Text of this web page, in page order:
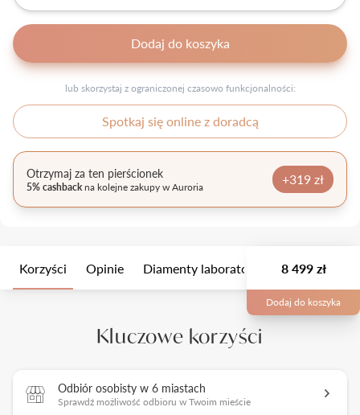
Dodaj do koszyka
lub skorzystaj z ograniczonej czasowo funkcjonalności:
Spotkaj się online z doradcą
Otrzymaj za ten pierścionek
5% cashbackna kolejne zakupy w Auroria +319 zł
Korzyści Opinie Diamenty laboratoryjne Wielkość
8 499 zł
Dodaj do koszyka
Kluczowe korzyści
Odbiór osobisty w 6 miastach
Sprawdź możliwość odbioru w Twoim mieście